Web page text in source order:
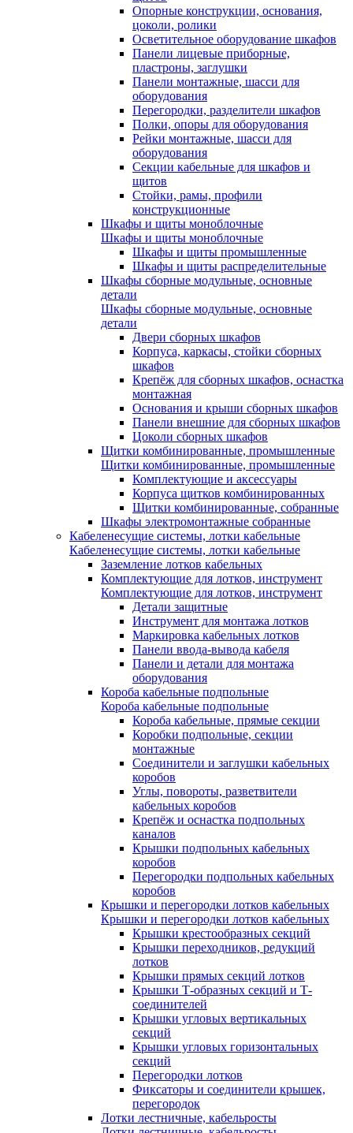
Опорные конструкции, основания,
цоколи, ролики
Осветительное оборудование шкафов
Панели лицевые приборные,
пластроны, заглушки
Панели монтажные, шасси для
оборудования
Перегородки, разделители шкафов
Полки, опоры для оборудования
Рейки монтажные, шасси для
оборудования
Секции кабельные для шкафов и
щитов
Стойки, рамы, профили
конструкционные
Шкафы и щиты моноблочные
Шкафы и щиты моноблочные
Шкафы и щиты промышленные
Шкафы и щиты распределительные
Шкафы сборные модульные, основные
детали
Шкафы сборные модульные, основные
детали
Двери сборных шкафов
Корпуса, каркасы, стойки сборных
шкафов
Крепёж для сборных шкафов, оснастка
монтажная
Основания и крыши сборных шкафов
Панели внешние для сборных шкафов
Цоколи сборных шкафов
Щитки комбинированные, промышленные
Щитки комбинированные, промышленные
Комплектующие и аксессуары
Корпуса щитков комбинированных
Щитки комбинированные, собранные
Шкафы электромонтажные собранные
Кабеленесущие системы, лотки кабельные
Кабеленесущие системы, лотки кабельные
Заземление лотков кабельных
Комплектующие для лотков, инструмент
Комплектующие для лотков, инструмент
Детали защитные
Инструмент для монтажа лотков
Маркировка кабельных лотков
Панели ввода-вывода кабеля
Панели и детали для монтажа
оборудования
Короба кабельные подпольные
Короба кабельные подпольные
Короба кабельные, прямые секции
Коробки подпольные, секции
монтажные
Соединители и заглушки кабельных
коробов
Углы, повороты, разветвители
кабельных коробов
Крепёж и оснастка подпольных
каналов
Крышки подпольных кабельных
коробов
Перегородки подпольных кабельных
коробов
Крышки и перегородки лотков кабельных
Крышки и перегородки лотков кабельных
Крышки крестообразных секций
Крышки переходников, редукций
лотков
Крышки прямых секций лотков
Крышки Т-образных секций и Т-
соединителей
Крышки угловых вертикальных
секций
Крышки угловых горизонтальных
секций
Перегородки лотков
Фиксаторы и соединители крышек,
перегородок
Лотки лестничные, кабельросты